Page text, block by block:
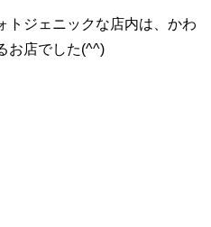
トジェニックな店内は、かわ
お店でした(^^)